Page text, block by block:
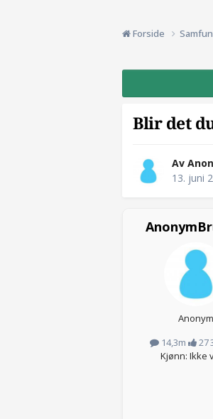
Forside
Blir det
Av
13. juni
Anonym
14,3m
27
Kjønn: Ikke